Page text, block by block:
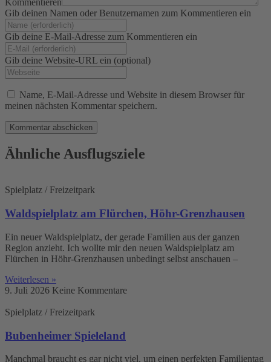
Gib deinen Namen oder Benutzernamen zum Kommentieren ein
Gib deine E-Mail-Adresse zum Kommentieren ein
Gib deine Website-URL ein (optional)
Name, E-Mail-Adresse und Website in diesem Browser für
meinen nächsten Kommentar speichern.
Ähnliche Ausflugsziele
Spielplatz / Freizeitpark
Waldspielplatz am Flürchen, Höhr-Grenzhausen
Ein neuer Waldspielplatz, der gerade Familien aus der ganzen
Region anzieht. Ich wollte mir den neuen Waldspielplatz am
Flürchen in Höhr-Grenzhausen unbedingt selbst anschauen –
Weiterlesen »
9. Juli 2026 Keine Kommentare
Spielplatz / Freizeitpark
Bubenheimer Spieleland
Manchmal braucht es gar nicht viel, um einen perfekten Familientag